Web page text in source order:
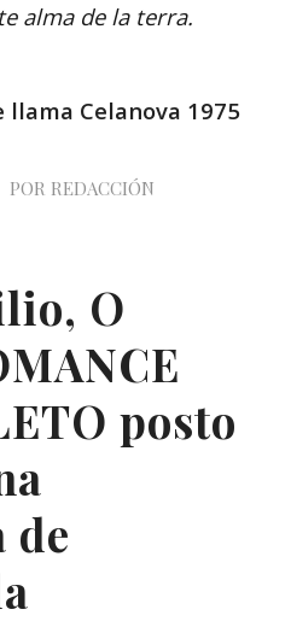
alma de la terra.
llama Celanova 1975
POR REDACCIÓN
O
posto
de